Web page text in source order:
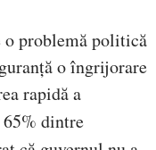
o problemă politică
o îngrijorare
rapidă a
dintre